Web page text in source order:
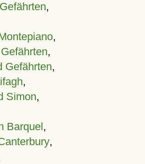
,
,
,
Gefährten,
,
Simon,
Barquel,
,